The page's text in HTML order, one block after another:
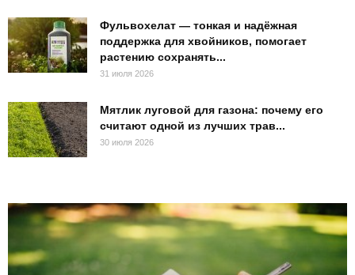
Фульвохелат — тонкая и надёжная
поддержка для хвойников, помогает
растению сохранять...
31 июля 2026
Мятлик луговой для газона: почему его
считают одной из лучших трав...
30 июля 2026